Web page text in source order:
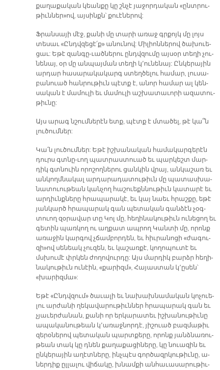
քա­ղա­քա­կան կեան­քը կը շնչէ յա­ջոր­դա­կան «ընտ­րու­
թիւն­ներ»ով, այ­սինքն՝ քուէ­նե­րով:
Ֆրան­սա­յի մէջ, քա­նի մը տա­րի ա­ռաջ գրքոյկ մը լոյս
տե­սաւ «Ընդվ­զե­ցէ՛ք» ա­նու­նով: Մի­լիոն­նե­րով ծա­խուե­
ցաւ: Ե­թէ զան­գը-ւած­նե­րու ընդվ­զու­մը այ­սօր տե­ղի չու­
նե­նայ, օր մը ան­պայ­ման տե­ղի կ՚ու­նե­նայ: Ըն­կե­րա­յին
ար­դար հա­սա­րա­կա­կարգ ստեղ­ծե­լու հա­մար, լու­սա­
բա­նուած հան­րու­թիւն պէտք է, ա­նոր հա­մար ալ կեն­
սա­կան է մա­մու­լի եւ մա­մու­լի աշ­խա­տա­ւո­րի ա­զա­տու­
թիւ­նը:
Այս ա­րագ նշում­նե­րէն ետք, պէտք է մտա­ծել, թէ կա՞ն
լու­ծում­ներ:
Կա՛ն լու­ծում­ներ: Ե­թէ իշ­խա­նա­կան հա­մա­կար­գե­րէն
դուրս գտնը-ւող պատ­րաս­տուած եւ պար­կեշտ մար­
դիկ գտնուին ո­րո­շող­նե­րու ցան­կին վրայ, ան­կա­շառ եւ
ան­կողմ­նա­կալ ար­դա­րա­դա­տու­թիւն մը պա­տաս­խա­
նա­տուու­թեան կան­չող հա­շուեքն­նու­թիւն կա­տա­րէ եւ
ար­դիւնք­նե­րը հրա­պա­րա­կէ, եւ կայ նաեւ հրաշ­քը, ե­թէ
յան­կարծ հրա­պա­րակ գան պե­տա­կան գան­ձէն չօգ­
տուող զօ­րա­վար տը Կոլ մը, հե­ղի­նա­կու­թիւն ու­նե­ցող եւ
գե­տին պառ­կող ու աղ­քատ ապ­րող Կան­տի մը, ո­րոնք
ա­ռա­ջին կար­գով չճամ­բոր­դեն, եւ հիւ­րա­նո­ցի «ժա­գու­
զի»ով սե­նեակ չու­զեն, եւ կա­շառ­քէ, կո­ղո­պու­տէ եւ
մսխու­մէ փրկեն ժո­ղո­վուր­դը: Այս մար­դիկ բարձր հե­ղի­
նա­կու­թիւն ու­նէին, «քա­րիզմ», Հա­յաս­տան կ՚ը­սեն՝
«խա­րիզ­մա»:
Ե­թէ «Ընդվ­զում» ծա­ւա­լի եւ նա­խախ­նա­մա­կան կո­չուե­
լու ար­ժա­նի ղե­կա­վա­րու­թիւն­ներ հրա­պա­րակ գան եւ
չյա­ւեր­ժա­նան, քա­նի որ եր­կա­րա­տեւ իշ­խա­նու­թիւ­նը
ա­պա­կա­նու­թեան կ՚ա­ռաջ­նոր­դէ, յի­շուած բազ­մա­թիւ
զե­րօ­նե­րով պե­տա­կան պարտ­քե­րը, ո­րոնք յանձ­նա­ռու­
թեան տակ կը դնեն քա­ղա­քա­ցի­նե­րը, կը նուա­զին եւ
ըն­կե­րա­յին ա­ղէտ­նե­րը, ինչ­պէս գոր­ծազր­կու­թիւ­նը, ա­
ներ­դիք ըլ­լա­լու վի­ճա­կը, խնամ­քի ան­հա­ւա­սա­րու­թիւ­